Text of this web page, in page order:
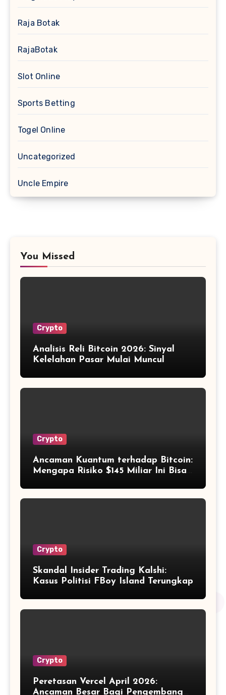
Raja Botak
RajaBotak
Slot Online
Sports Betting
Togel Online
Uncategorized
Uncle Empire
You Missed
Crypto
Analisis Reli Bitcoin 2026: Sinyal
Kelelahan Pasar Mulai Muncul
Crypto
Ancaman Kuantum terhadap Bitcoin:
Mengapa Risiko $145 Miliar Ini Bisa
Crypto
Skandal Insider Trading Kalshi:
Kasus Politisi FBoy Island Terungkap
Crypto
Peretasan Vercel April 2026:
Ancaman Besar Bagi Pengembang